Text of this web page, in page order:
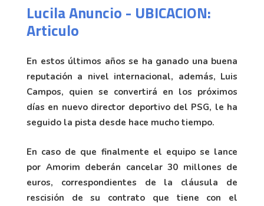
Lucila Anuncio - UBICACION:
Articulo
En estos últimos años se ha ganado una buena
reputación a nivel internacional, además, Luis
Campos, quien se convertirá en los próximos
días en nuevo director deportivo del PSG, le ha
seguido la pista desde hace mucho tiempo.
En caso de que finalmente el equipo se lance
por Amorim deberán cancelar 30 millones de
euros, correspondientes de la cláusula de
rescisión de su contrato que tiene con el